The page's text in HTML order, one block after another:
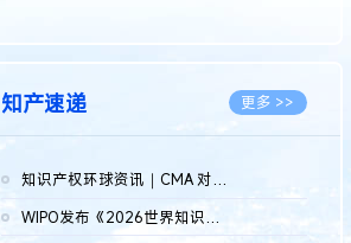
知产速递 更多 >>
知识产权环球资讯｜CMA 对微软发起调查；批量搬运二手平台数据构...
WIPO发布《2026世界知识产权报告》 含报告全文